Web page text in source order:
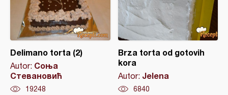
Delimano torta (2)
Autor: Соња
Стевановић
19248
Brza torta od gotovih
kora
Autor: Jelena
6840